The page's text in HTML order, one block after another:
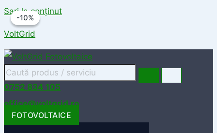
Sari la conținut
VoltGrid
0752 834 105
office@voltgrid.ro
FOTOVOLTAICE
-10%
-10%